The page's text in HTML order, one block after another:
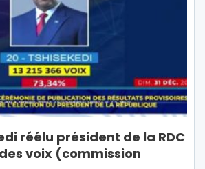
réélu président de la RDC
voix (commission